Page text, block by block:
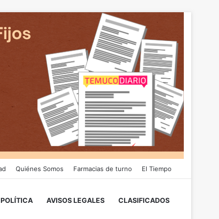
Quiénes Somos Farmacias de turno El Tiempo
POLÍTICA AVISOS LEGALES CLASIFICADOS